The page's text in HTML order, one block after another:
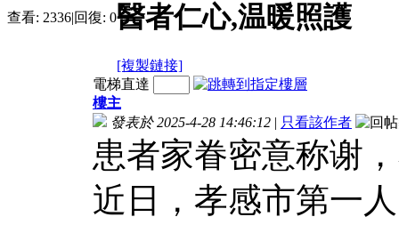
查看: 2336|回復: 0醫者仁心,温暖照護
[複製鏈接]
電梯直達
樓主
發表於 2025-4-28 14:46:12 | 只看該作者
患者家眷密意称谢
近日，孝感市第一